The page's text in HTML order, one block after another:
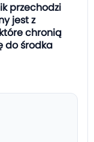
przechodzi
jest z
chronią
do środka